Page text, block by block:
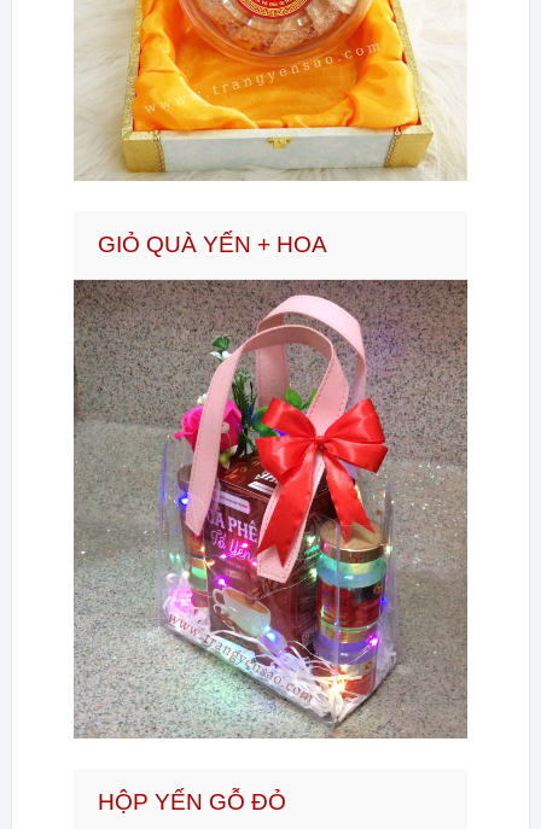
GIỎ QUÀ YẾN + HOA
HỘP YẾN GỖ ĐỎ